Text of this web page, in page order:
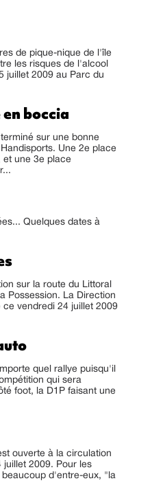
de pique-nique de l'île
les risques de l'alcool
juillet 2009 au Parc du
boccia
sur une bonne
Une 2e place
et une 3e place
Quelques dates à
sur la route du Littoral
Possession. La Direction
vendredi 24 juillet 2009
quel rallye puisqu'il
qui sera
foot, la D1P faisant une
ouverte à la circulation
juillet 2009. Pour les
d'entre-eux, "la